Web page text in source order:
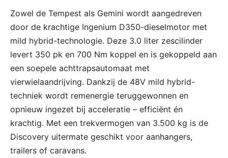
Zowel de Tempest als Gemini wordt aangedreven
door de krachtige Ingenium D350-dieselmotor met
mild hybrid-technologie. Deze 3.0 liter zescilinder
levert 350 pk en 700 Nm koppel en is gekoppeld aan
een soepele achttrapsautomaat met
vierwielaandrijving. Dankzij de 48V mild hybrid-
techniek wordt remenergie teruggewonnen en
opnieuw ingezet bij acceleratie – efficiënt én
krachtig. Met een trekvermogen van 3.500 kg is de
Discovery uitermate geschikt voor aanhangers,
trailers of caravans.